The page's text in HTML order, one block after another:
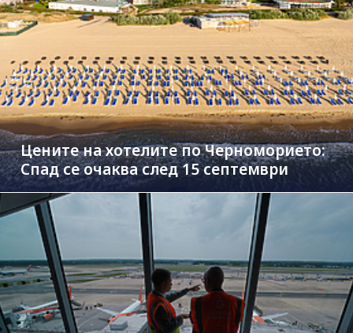
Цените на хотелите по Черноморието:
Спад се очаква след 15 септември